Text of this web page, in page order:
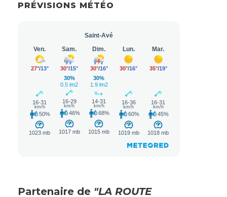
PRÉVISIONS MÉTÉO
Partenaire de "LA ROUTE